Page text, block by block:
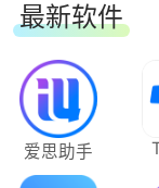
最新软件
爱思助手